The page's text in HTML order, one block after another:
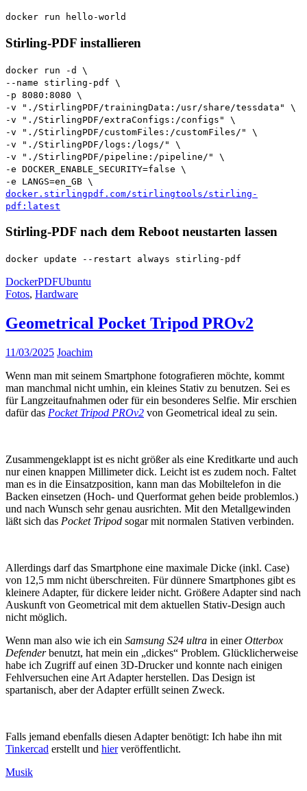
docker run hello-world
Stirling-PDF installieren
docker run -d \
--name stirling-pdf \
-p 8080:8080 \
-v "./StirlingPDF/trainingData:/usr/share/tessdata" \
-v "./StirlingPDF/extraConfigs:/configs" \
-v "./StirlingPDF/customFiles:/customFiles/" \
-v "./StirlingPDF/logs:/logs/" \
-v "./StirlingPDF/pipeline:/pipeline/" \
-e DOCKER_ENABLE_SECURITY=false \
-e LANGS=en_GB \
docker.stirlingpdf.com/stirlingtools/stirling-
pdf:latest
Stirling-PDF nach dem Reboot neustarten lassen
docker update --restart always stirling-pdf
DockerPDFUbuntu
Fotos, Hardware
Geometrical Pocket Tripod PROv2
11/03/2025 Joachim
Wenn man mit seinem Smartphone fotografieren möchte, kommt
man manchmal nicht umhin, ein kleines Stativ zu benutzen. Sei es
für Langzeitaufnahmen oder für ein besonderes Selfie. Mir erschien
dafür das Pocket Tripod PROv2 von Geometrical ideal zu sein.
Zusammengeklappt ist es nicht größer als eine Kreditkarte und auch
nur einen knappen Millimeter dick. Leicht ist es zudem noch. Faltet
man es in die Einsatzposition, kann man das Mobiltelefon in die
Backen einsetzen (Hoch- und Querformat gehen beide problemlos.)
und nach Wunsch sehr genau ausrichten. Mit den Metallgewinden
läßt sich das Pocket Tripod sogar mit normalen Stativen verbinden.
Allerdings darf das Smartphone eine maximale Dicke (inkl. Case)
von 12,5 mm nicht überschreiten. Für dünnere Smartphones gibt es
kleinere Adapter, für dickere leider nicht. Größere Adapter sind nach
Auskunft von Geometrical mit dem aktuellen Stativ-Design auch
nicht möglich.
Wenn man also wie ich ein Samsung S24 ultra in einerOtterbox
Defenderbenutzt, hat mein ein „dickes“ Problem. Glücklicherweise
habe ich Zugriff auf einen 3D-Drucker und konnte nach einigen
Fehlversuchen eine Art Adapter herstellen. Das Design ist
spartanisch, aber der Adapter erfüllt seinen Zweck.
Falls jemand ebenfalls diesen Adapter benötigt: Ich habe ihn mit
Tinkercad erstellt und hierveröffentlicht.
Musik